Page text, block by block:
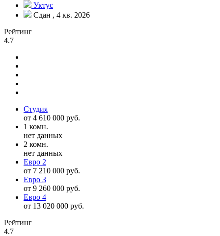
Уктус
Сдан , 4 кв. 2026
Рейтинг
4.7
Студия
от 4 610 000 руб.
1 комн.
нет данных
2 комн.
нет данных
Евро 2
от 7 210 000 руб.
Евро 3
от 9 260 000 руб.
Евро 4
от 13 020 000 руб.
Рейтинг
4.7